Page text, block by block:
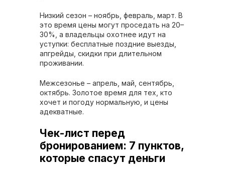
Низкий сезон – ноябрь, февраль, март. В
это время цены могут проседать на 20–
30%, а владельцы охотнее идут на
уступки: бесплатные поздние выезды,
апгрейды, скидки при длительном
проживании.
Межсезонье – апрель, май, сентябрь,
октябрь. Золотое время для тех, кто
хочет и погоду нормальную, и цены
адекватные.
Чек-лист перед
бронированием: 7 пунктов,
которые спасут деньги